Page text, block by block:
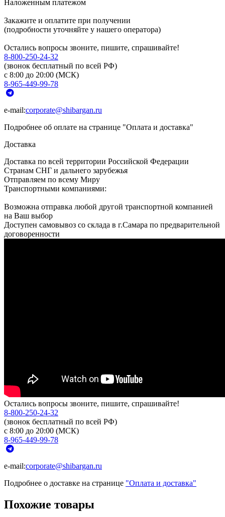
Наложенным платежом
Закажите и оплатите при получении
(подробности уточняйте у нашего оператора)
Остались вопросы звоните, пишите, спрашивайте!
8-800-250-24-32
(звонок бесплатный по всей РФ)
с 8:00 до 20:00 (МСК)
8-965-449-99-78
e-mail:corporate@shibargan.ru
Подробнее об оплате на странице "Оплата и доставка"
Доставка
Доставка по всей территории Российской Федерации
Странам СНГ и дальнего зарубежья
Отправляем по всему Миру
Транспортными компаниями:
Возможна отправка любой другой транспортной компанией
на Ваш выбор
Доступен самовывоз со склада в г.Самара по предварительной
договоренности
Остались вопросы звоните, пишите, спрашивайте!
8-800-250-24-32
(звонок бесплатный по всей РФ)
с 8:00 до 20:00 (МСК)
8-965-449-99-78
e-mail:corporate@shibargan.ru
Подробнее о доставке на странице "Оплата и доставка"
Похожие товары